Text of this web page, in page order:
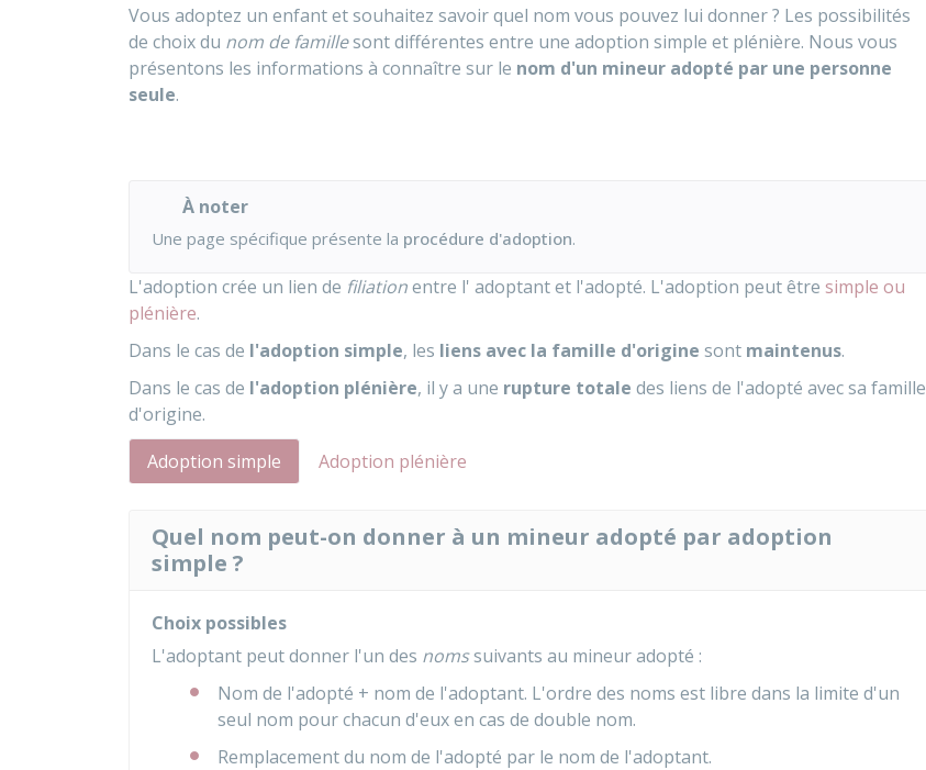
Vous adoptez un enfant et souhaitez savoir quel nom vous pouvez lui donner ? Les possibilités
de choix du nom de famillesont différentes entre une adoption simple et plénière. Nous vous
présentons les informations à connaître sur le nom d'un mineur adopté par une personne
seule.
À noter
Une page spécifique présente la procédure d'adoption.
L'adoption crée un lien de filiationentre l' adoptant et l'adopté. L'adoption peut être simple ou
plénière.
Dans le cas de l'adoption simple, les liens avec la famille d'origine sont maintenus.
Dans le cas de l'adoption plénière, il y a une rupture totale des liens de l'adopté avec sa famille
d'origine.
Adoption simple
Adoption plénière
Quel nom peut-on donner à un mineur adopté par adoption
simple ?
Choix possibles
L'adoptant peut donner l'un des nomssuivants au mineur adopté :
Nom de l'adopté + nom de l'adoptant. L'ordre des noms est libre dans la limite d'un
seul nom pour chacun d'eux en cas de double nom.
Remplacement du nom de l'adopté par le nom de l'adoptant.